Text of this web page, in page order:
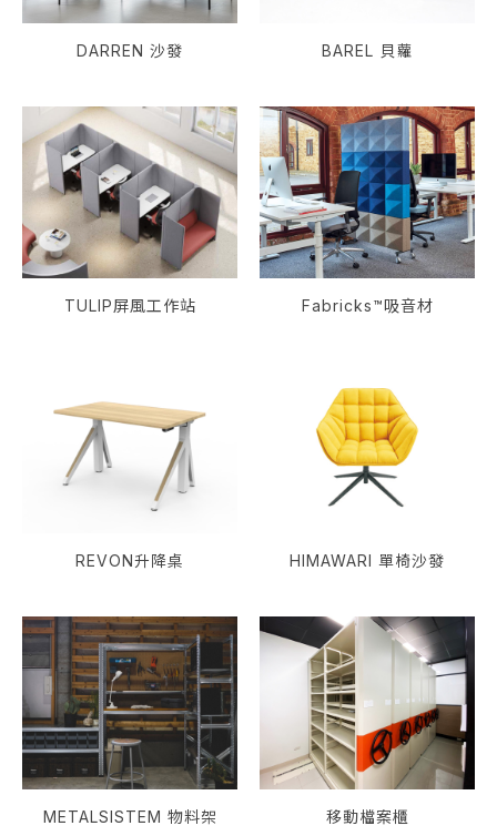
DARREN 沙發 BAREL 貝蘿
TULIP屏風工作站 Fabricks™吸音材
REVON升降桌 HIMAWARI 單椅沙發
METALSISTEM 物料架 移動檔案櫃